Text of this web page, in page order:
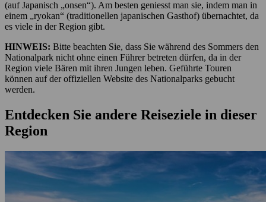
(auf Japanisch „onsen“). Am besten geniesst man sie, indem man in
einem „ryokan“ (traditionellen japanischen Gasthof) übernachtet, da
es viele in der Region gibt.
HINWEIS: Bitte beachten Sie, dass Sie während des Sommers den
Nationalpark nicht ohne einen Führer betreten dürfen, da in der
Region viele Bären mit ihren Jungen leben. Geführte Touren
können auf der offiziellen Website des Nationalparks gebucht
werden.
Entdecken Sie andere Reiseziele in dieser
Region